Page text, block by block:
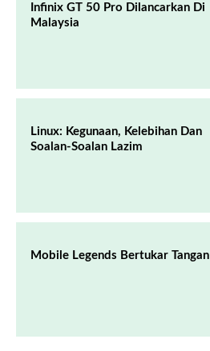
Infinix GT 50 Pro Dilancarkan Di
Malaysia
Linux: Kegunaan, Kelebihan Dan
Soalan-Soalan Lazim
Mobile Legends Bertukar Tangan